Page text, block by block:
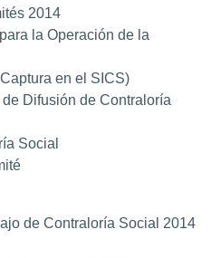
2014
la Operación de la
en el SICS)
Difusión de Contraloría
Social
de Contraloría Social 2014